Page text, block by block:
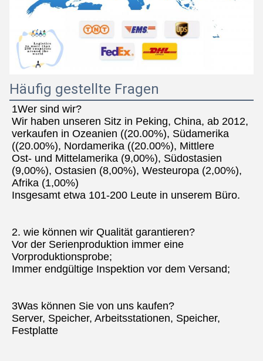
Häufig gestellte Fragen
1Wer sind wir?
Wir haben unseren Sitz in Peking, China, ab 2012,
verkaufen in Ozeanien ((20.00%), Südamerika
((20.00%), Nordamerika ((20.00%), Mittlere
Ost- und Mittelamerika (9,00%), Südostasien
(9,00%), Ostasien (8,00%), Westeuropa (2,00%),
Afrika (1,00%)
Insgesamt etwa 101-200 Leute in unserem Büro.
2. wie können wir Qualität garantieren?
Vor der Serienproduktion immer eine
Vorproduktionsprobe;
Immer endgültige Inspektion vor dem Versand;
3Was können Sie von uns kaufen?
Server, Speicher, Arbeitsstationen, Speicher,
Festplatte